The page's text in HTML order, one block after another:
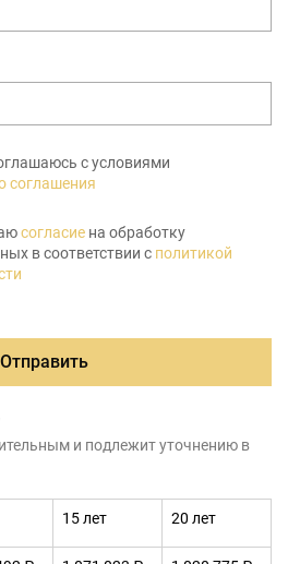
с условиями
соглашения
согласие на обработку
в соответствии с политикой
Отправить
и подлежит уточнению в
15 лет 20 лет